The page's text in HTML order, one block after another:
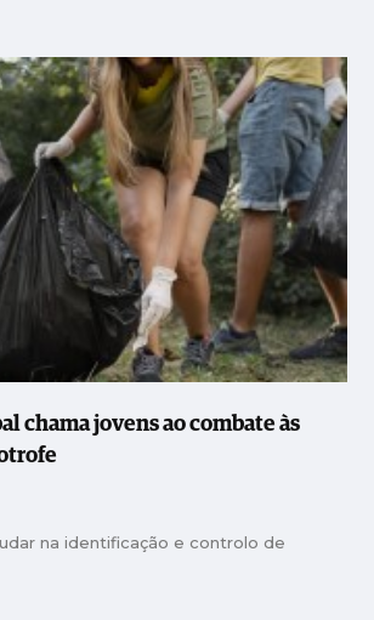
chama jovens ao combate às
na identificação e controlo de